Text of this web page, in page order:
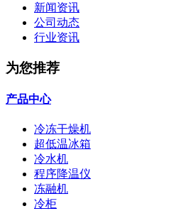
新闻资讯
公司动态
行业资讯
为您推荐
产品中心
冷冻干燥机
超低温冰箱
冷水机
程序降温仪
冻融机
冷柜